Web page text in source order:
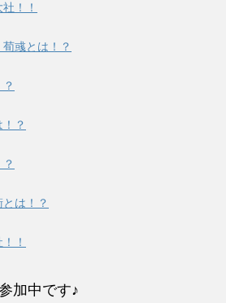
！！
彧とは！？
？
は！？
！
加中です♪